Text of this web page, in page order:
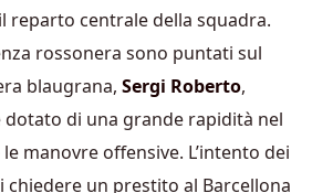
reparto centrale della squadra.
rossonera sono puntati sul
blaugrana, Sergi Roberto,
dotato di una grande rapidità nel
manovre offensive. L’intento dei
chiedere un prestito al Barcellona